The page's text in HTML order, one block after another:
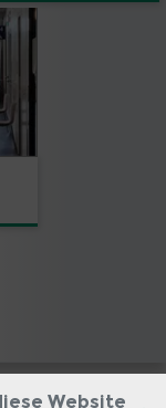
Website